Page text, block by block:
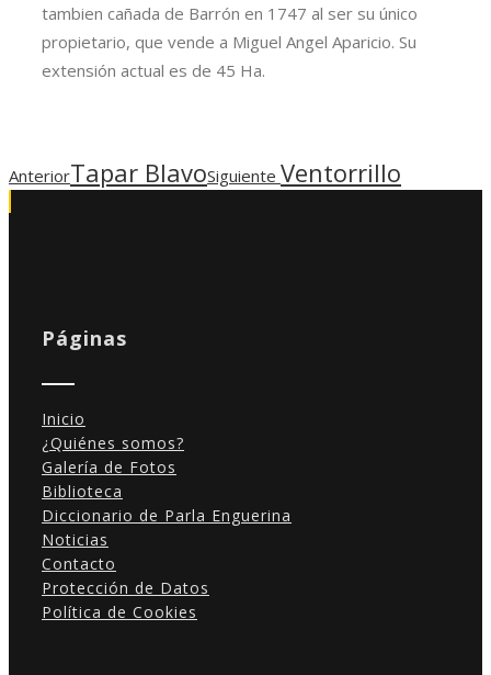
tambien cañada de Barrón en 1747 al ser su único
propietario, que vende a Miguel Angel Aparicio. Su
extensión actual es de 45 Ha.
AnteriorTapar BlavoSiguiente Ventorrillo
Páginas
Inicio
¿Quiénes somos?
Galería de Fotos
Biblioteca
Diccionario de Parla Enguerina
Noticias
Contacto
Protección de Datos
Política de Cookies